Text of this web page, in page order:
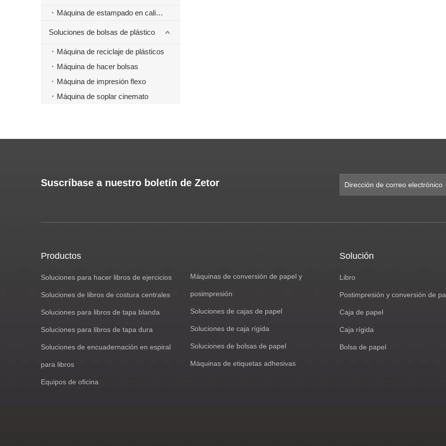
Máquina de estampado en caliente
Soluciones de bolsas de plástico
Máquina de reciclaje de plásticos
Máquina de hacer bolsas
Máquina de impresión flexo
Máquina de soplar cinemato
Suscríbase a nuestro boletín de Zetor
Productos
Soluciones para hacer libros de ejercicios
Soluciones de libros de costura centrales
Soluciones para libros de tapa blanda
Soluciones para libros de tapa dura
Soluciones de encuadernación en espiral
para libros
Equipos de oficina
Máquinas de conversión de papel y
posimpresión
Soluciones de cajas de papel
Soluciones de caja rígida
Soluciones de bolsas de papel
Máquinas de etiquetas adhesivas
Solución
Libro
Postimpresión y conversión de
Caja de papel
Caja rígida
Bolsa de papel